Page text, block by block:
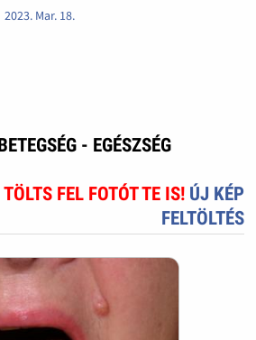
2023. Mar. 18.
- EGÉSZSÉG
TÖLTS FEL FOTÓT TE IS! ÚJ KÉP
FELTÖLTÉS